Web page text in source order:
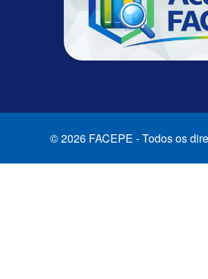
© 2026 FACEPE - Todos os